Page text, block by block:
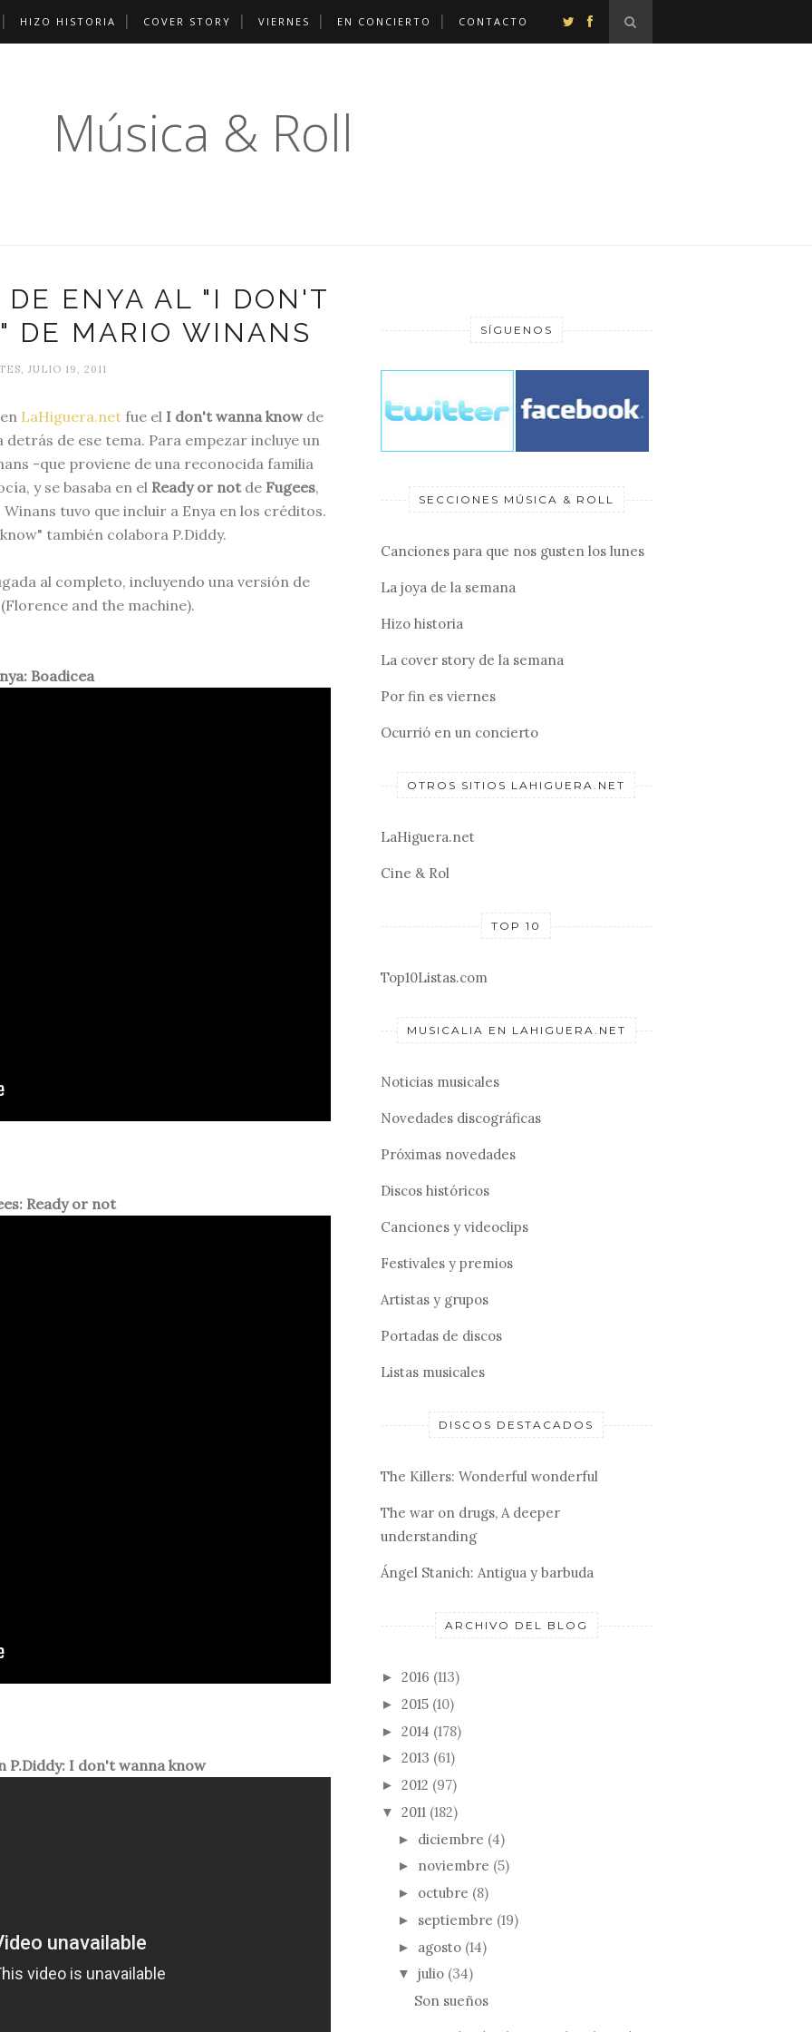
HIZO HISTORIA COVER STORY VIERNES EN CONCIERTO CONTACTO
Música & Roll
DE ENYA AL "I DON'T
DE MARIO WINANS
JULIO 19, 2011
LaHiguera.net fue el I don't wanna knowde
detrás de ese tema. Para empezar incluye un
-que proviene de una reconocida familia
y se basaba en el Ready or notde Fugees,
Winans tuvo que incluir a Enya en los créditos.
también colabora P.Diddy.
al completo, incluyendo una versión de
and the machine).
Boadicea
Ready or not
P.Diddy: I don't wanna know
SÍGUENOS
SECCIONES MÚSICA & ROLL
Canciones para que nos gusten los lunes
La joya de la semana
Hizo historia
La cover story de la semana
Por fin es viernes
Ocurrió en un concierto
OTROS SITIOS LAHIGUERA.NET
LaHiguera.net
Cine & Rol
TOP 10
Top10Listas.com
MUSICALIA EN LAHIGUERA.NET
Noticias musicales
Novedades discográficas
Próximas novedades
Discos históricos
Canciones y videoclips
Festivales y premios
Artistas y grupos
Portadas de discos
Listas musicales
DISCOS DESTACADOS
The Killers: Wonderful wonderful
The war on drugs, A deeper
understanding
Ángel Stanich: Antigua y barbuda
ARCHIVO DEL BLOG
► 2016 (113)
► 2015 (10)
► 2014 (178)
► 2013 (61)
► 2012 (97)
▼ 2011 (182)
► diciembre (4)
► noviembre (5)
► octubre (8)
► septiembre (19)
► agosto (14)
▼ julio (34)
Son sueños